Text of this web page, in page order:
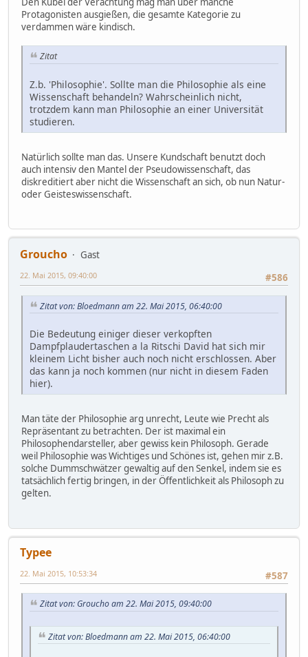
Protagonisten ausgießen, die gesamte Kategorie zu
verdammen wäre kindisch.
Zitat
Z.b. 'Philosophie'. Sollte man die Philosophie als eine
Wissenschaft behandeln? Wahrscheinlich nicht,
trotzdem kann man Philosophie an einer Universität
studieren.
Natürlich sollte man das. Unsere Kundschaft benutzt doch
auch intensiv den Mantel der Pseudowissenschaft, das
diskreditiert aber nicht die Wissenschaft an sich, ob nun Natur-
oder Geisteswissenschaft.
Groucho
Gast
#586
22. Mai 2015, 09:40:00
Zitat von: Bloedmann am 22. Mai 2015, 06:40:00
Die Bedeutung einiger dieser verkopften
Dampfplaudertaschen a la Ritschi David hat sich mir
kleinem Licht bisher auch noch nicht erschlossen. Aber
das kann ja noch kommen (nur nicht in diesem Faden
hier).
Man täte der Philosophie arg unrecht, Leute wie Precht als
Repräsentant zu betrachten. Der ist maximal ein
Philosophendarsteller, aber gewiss kein Philosoph. Gerade
weil Philosophie was Wichtiges und Schönes ist, gehen mir z.B.
solche Dummschwätzer gewaltig auf den Senkel, indem sie es
tatsächlich fertig bringen, in der Öffentlichkeit als Philosoph zu
gelten.
Typee
#587
22. Mai 2015, 10:53:34
Zitat von: Groucho am 22. Mai 2015, 09:40:00
Zitat von: Bloedmann am 22. Mai 2015, 06:40:00